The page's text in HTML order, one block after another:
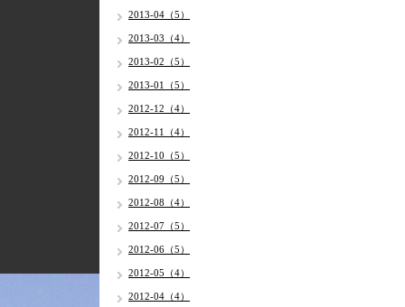
2013-04（5）
2013-03（4）
2013-02（5）
2013-01（5）
2012-12（4）
2012-11（4）
2012-10（5）
2012-09（5）
2012-08（4）
2012-07（5）
2012-06（5）
2012-05（4）
2012-04（4）